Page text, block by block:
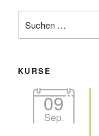
nach:
KURSE
09
Sep.